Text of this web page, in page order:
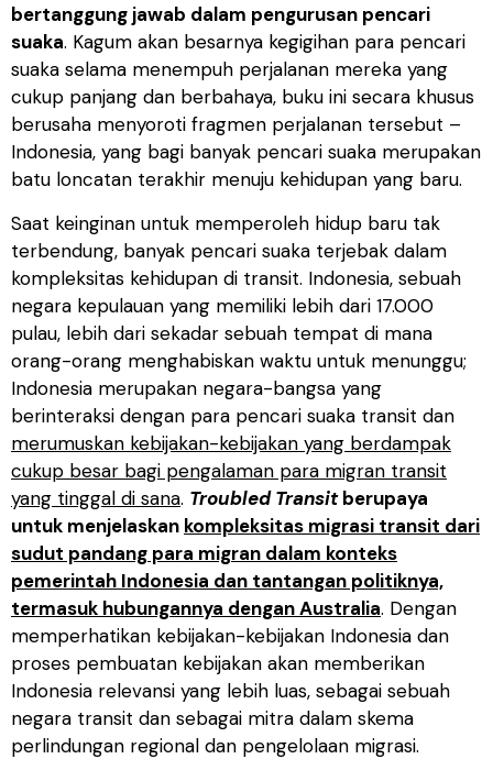
bertanggung jawab dalam pengurusan pencari
suaka. Kagum akan besarnya kegigihan para pencari
suaka selama menempuh perjalanan mereka yang
cukup panjang dan berbahaya, buku ini secara khusus
berusaha menyoroti fragmen perjalanan tersebut –
Indonesia, yang bagi banyak pencari suaka merupakan
batu loncatan terakhir menuju kehidupan yang baru.
Saat keinginan untuk memperoleh hidup baru tak
terbendung, banyak pencari suaka terjebak dalam
kompleksitas kehidupan di transit. Indonesia, sebuah
negara kepulauan yang memiliki lebih dari 17.000
pulau, lebih dari sekadar sebuah tempat di mana
orang-orang menghabiskan waktu untuk menunggu;
Indonesia merupakan negara-bangsa yang
berinteraksi dengan para pencari suaka transit dan
merumuskan kebijakan-kebijakan yang berdampak
cukup besar bagi pengalaman para migran transit
yang tinggal di sana. Troubled Transitberupaya
untuk menjelaskan kompleksitas migrasi transit dari
sudut pandang para migran dalam konteks
pemerintah Indonesia dan tantangan politiknya,
termasuk hubungannya dengan Australia. Dengan
memperhatikan kebijakan-kebijakan Indonesia dan
proses pembuatan kebijakan akan memberikan
Indonesia relevansi yang lebih luas, sebagai sebuah
negara transit dan sebagai mitra dalam skema
perlindungan regional dan pengelolaan migrasi.